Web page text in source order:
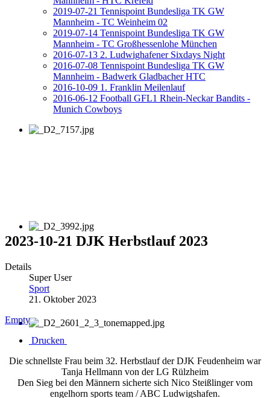
2019-07-21 Tennispoint Bundesliga TK GW
Mannheim - TC Weinheim 02
2019-07-14 Tennispoint Bundesliga TK GW
Mannheim - TC Großhessenlohe München
2016-07-13 2. Ludwighafener Sixdays Night
2016-07-08 Tennispoint Bundesliga TK GW
Mannheim - Badwerk Gladbacher HTC
2016-10-09 1. Franklin Meilenlauf
2016-06-12 Football GFL1 Rhein-Neckar Bandits -
Munich Cowboys
2023-10-21 DJK Herbstlauf 2023
Details
Super User
Sport
21. Oktober 2023
Empty
Drucken
Die schnellste Frau beim 32. Herbstlauf der DJK Feudenheim war
Tanja Hellmann von der LG Rülzheim
Den Sieg bei den Männern sicherte sich Nico Steißlinger vom
engelhorn sports team / ABC Ludwigshafen.